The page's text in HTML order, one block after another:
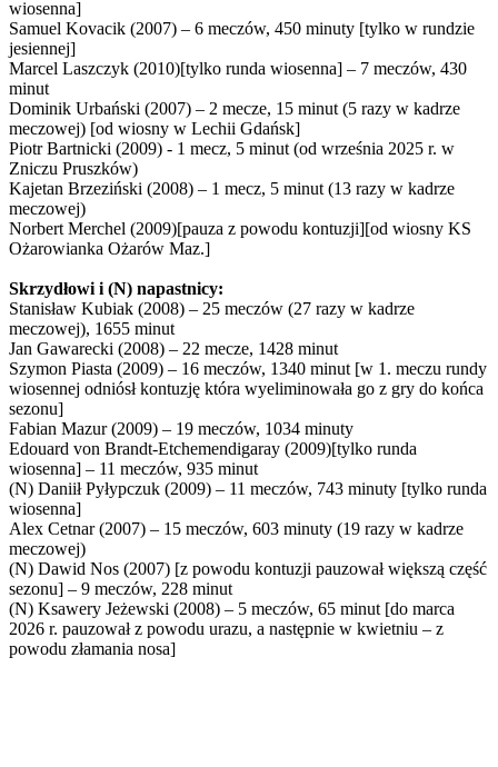
wiosenna]
Samuel Kovacik (2007) – 6 meczów, 450 minuty [tylko w rundzie
jesiennej]
Marcel Laszczyk (2010)[tylko runda wiosenna] – 7 meczów, 430
minut
Dominik Urbański (2007) – 2 mecze, 15 minut (5 razy w kadrze
meczowej) [od wiosny w Lechii Gdańsk]
Piotr Bartnicki (2009) - 1 mecz, 5 minut (od września 2025 r. w
Zniczu Pruszków)
Kajetan Brzeziński (2008) – 1 mecz, 5 minut (13 razy w kadrze
meczowej)
Norbert Merchel (2009)[pauza z powodu kontuzji][od wiosny KS
Ożarowianka Ożarów Maz.]
Skrzydłowi i (N) napastnicy:
Stanisław Kubiak (2008) – 25 meczów (27 razy w kadrze
meczowej), 1655 minut
Jan Gawarecki (2008) – 22 mecze, 1428 minut
Szymon Piasta (2009) – 16 meczów, 1340 minut [w 1. meczu rundy
wiosennej odniósł kontuzję która wyeliminowała go z gry do końca
sezonu]
Fabian Mazur (2009) – 19 meczów, 1034 minuty
Edouard von Brandt-Etchemendigaray (2009)[tylko runda
wiosenna] – 11 meczów, 935 minut
(N) Daniił Pyłypczuk (2009) – 11 meczów, 743 minuty [tylko runda
wiosenna]
Alex Cetnar (2007) – 15 meczów, 603 minuty (19 razy w kadrze
meczowej)
(N) Dawid Nos (2007) [z powodu kontuzji pauzował większą część
sezonu] – 9 meczów, 228 minut
(N) Ksawery Jeżewski (2008) – 5 meczów, 65 minut [do marca
2026 r. pauzował z powodu urazu, a następnie w kwietniu – z
powodu złamania nosa]